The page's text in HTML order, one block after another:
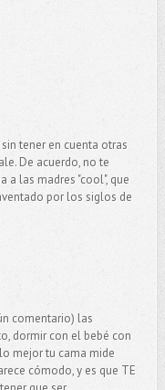
tener en cuenta otras
De acuerdo, no te
a las madres "cool", que
por los siglos de
comentario) las
dormir con el bebé con
mejor tu cama mide
cómodo, y es que TE